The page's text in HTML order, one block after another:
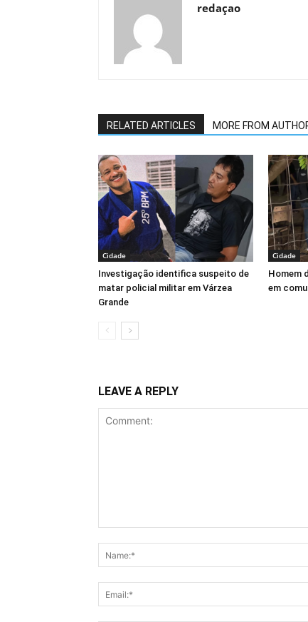
redaçao
RELATED ARTICLES MORE FROM
Cidade
Investigação identifica suspeito de
matar policial militar em Várzea
Grande
Cidade
Homem
em
LEAVE A REPLY